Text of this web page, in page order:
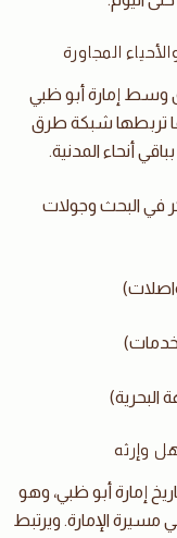
المجاورة
وسط إمارة أبو ظبي
تربطها شبكة طرق
أنحاء المدنية.
في البحث وجولات
البحرية)
وإرثه
إمارة أبو ظبي، وهو
الإمارة. ويرتبط